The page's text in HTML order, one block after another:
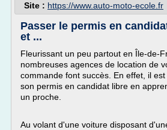
Site : https://www.auto-moto-ecole.fr
Passer le permis en
et ...
Fleurissant un peu partout en Île-de-
nombreuses agences de location de
commande font succès. En effet, il
son permis en candidat libre en
un proche.
Au volant d'une voiture disposant